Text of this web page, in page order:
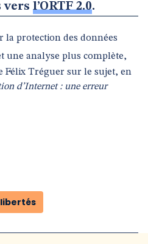
vers l’ORTF 2.0.
la protection des données
une analyse plus complète,
Félix Tréguer sur le sujet, en
d’Internet : une erreur